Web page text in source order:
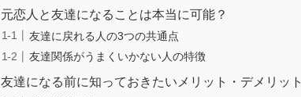
元恋人と友達になることは本当に可能？
友達に戻れる人の3つの共通点
友達関係がうまくいかない人の特徴
友達になる前に知っておきたいメリット・デメリット